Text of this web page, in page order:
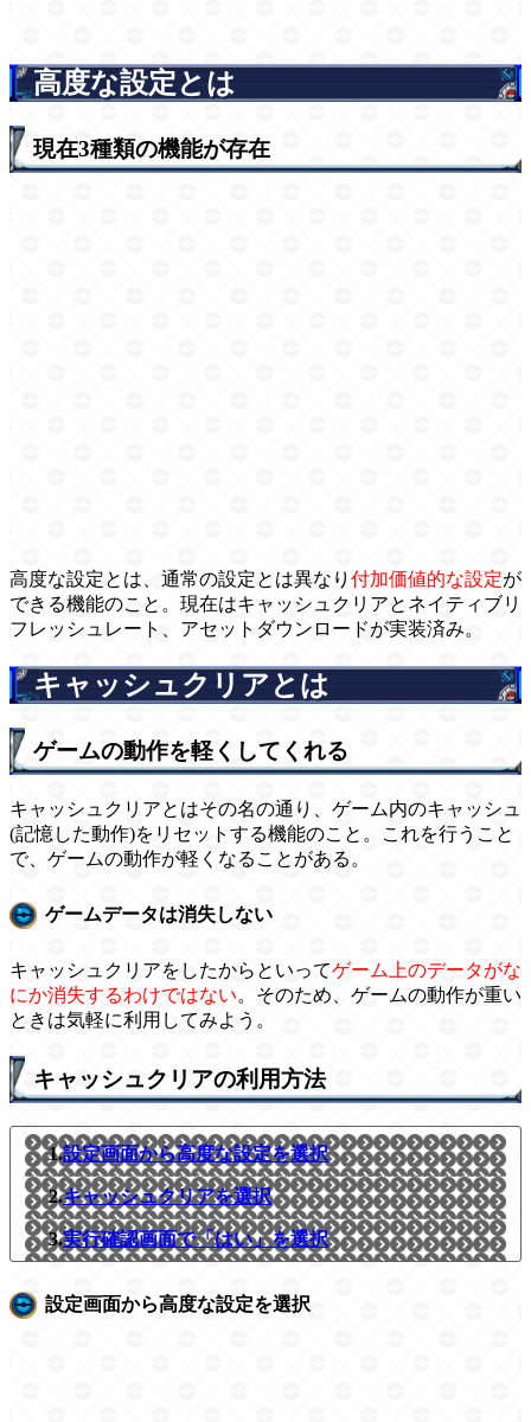
高度な設定とは
現在3種類の機能が存在
高度な設定とは、通常の設定とは異なり 付加価値的な設定が
できる機能のこと。現在はキャッシュクリアとネイティブリ
フレッシュレート、アセットダウンロードが実装済み。
キャッシュクリアとは
ゲームの動作を軽くしてくれる
キャッシュクリアとはその名の通り、ゲーム内のキャッシュ
(記憶した動作)をリセットする機能のこと。これを行うこと
で、ゲームの動作が軽くなることがある。
ゲームデータは消失しない
キャッシュクリアをしたからといってゲーム上のデータがな
にか消失するわけではない。そのため、ゲームの動作が重い
ときは気軽に利用してみよう。
キャッシュクリアの利用方法
1.設定画面から高度な設定を選択
2.キャッシュクリアを選択
3.実行確認画面で「はい」を選択
設定画面から高度な設定を選択